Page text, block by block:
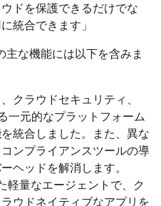
ドを保護できるだけでな
統合できます」
主な機能には以下を含みま
クラウドセキュリティ、
一元的なプラットフォーム
統合しました。また、異な
ンプライアンスツールの導
ヘッドを解消します。
軽量なエージェントで、ク
ウドネイティブなアプリを